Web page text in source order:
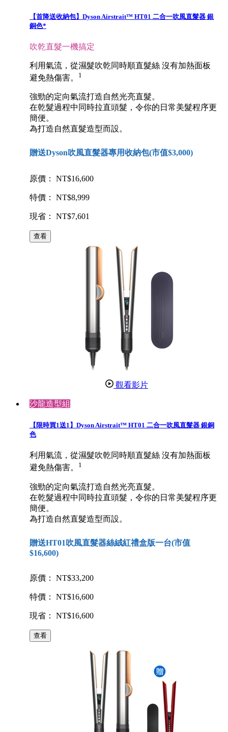
【首降送收納包】Dyson Airstrait™ HT01 二合一吹風直髮器 銀
銅色*
吹乾直髮一機搞定
利用氣流，從濕髮吹乾同時順直髮絲 沒有加熱面板
避免熱傷害。
1
強勁的定向氣流打造自然光亮直髮。
在乾髮過程中同時拉直頭髮，令你的日常美髮程序更
簡便。
為打造自然直髮造型而設。
贈送Dyson吹風直髮器專用收納包(市值$3,000)
原價： NT$16,600
特價： NT$8,999
現省： NT$7,601
查看
觀看影片
沙龍造型組
【限時買1送1】Dyson Airstrait™ HT01 二合一吹風直髮器 銀銅
色
利用氣流，從濕髮吹乾同時順直髮絲 沒有加熱面板
避免熱傷害。
1
強勁的定向氣流打造自然光亮直髮。
在乾髮過程中同時拉直頭髮，令你的日常美髮程序更
簡便。
為打造自然直髮造型而設。
贈送HT01吹風直髮器絲絨紅禮盒版一台(市值
$16,600)
原價： NT$33,200
特價： NT$16,600
現省： NT$16,600
查看